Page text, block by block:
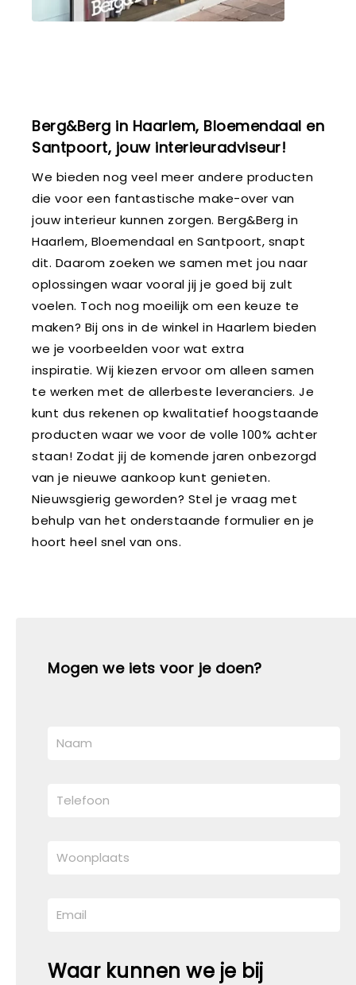
Berg&Berg in Haarlem, Bloemendaal en
Santpoort, jouw interieuradviseur!
We bieden nog veel meer andere producten
die voor een fantastische make-over van
jouw interieur kunnen zorgen. Berg&Berg in
Haarlem, Bloemendaal en Santpoort, snapt
dit. Daarom zoeken we samen met jou naar
oplossingen waar vooral jij je goed bij zult
voelen. Toch nog moeilijk om een keuze te
maken? Bij ons in de winkel in Haarlem bieden
we je voorbeelden voor wat extra
inspiratie. Wij kiezen ervoor om alleen samen
te werken met de allerbeste leveranciers. Je
kunt dus rekenen op kwalitatief hoogstaande
producten waar we voor de volle 100% achter
staan! Zodat jij de komende jaren onbezorgd
van je nieuwe aankoop kunt genieten.
Nieuwsgierig geworden? Stel je vraag met
behulp van het onderstaande formulier en je
hoort heel snel van ons.
Mogen we iets voor je doen?
Waar kunnen we je bij